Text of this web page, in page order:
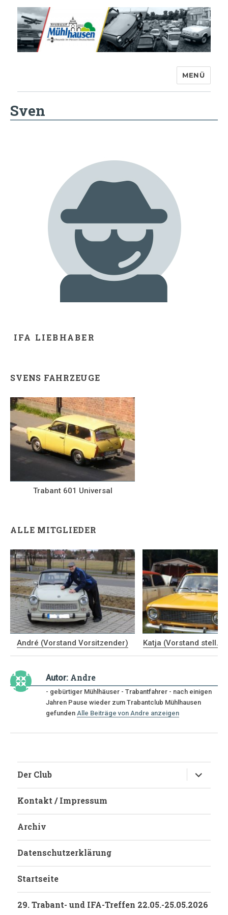
MENÜ
Sven
IFA LIEBHABER
SVENS FAHRZEUGE
Trabant 601 Universal
ALLE MITGLIEDER
André (Vorstand Vorsitzender) Katja (Vorstand stell.
Autor: Andre
- gebürtiger Mühlhäuser - Trabantfahrer - nach einigen
Jahren Pause wieder zum Trabantclub Mühlhausen
gefunden Alle Beiträge von Andre anzeigen
Der Club
anzeigen
Kontakt / Impressum
Archiv
Datenschutzerklärung
Startseite
29. Trabant- und IFA-Treffen 22.05.-25.05.2026